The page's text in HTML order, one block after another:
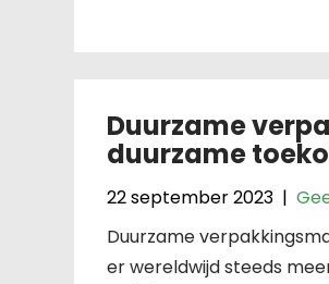
Duurzame
duurzame
22 september 2023 |
Duurzame
er wereldwijd steeds